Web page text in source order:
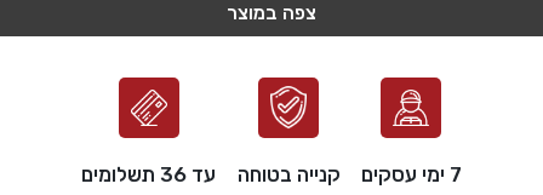
צפה במוצר
צפה במוצר
צפה במוצר
צפה במוצר
צפה במוצר
7 ימי עסקים קנייה בטוחה עד 36 תשלומים